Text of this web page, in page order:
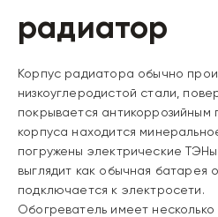
радиатор
Корпус радиатора обычно
низкоуглеродистой стали,
покрывается антикоррозийным
корпуса находится
погружены электрические
выглядит как обычная батарея
подключается к электросети.
Обогреватель имеет